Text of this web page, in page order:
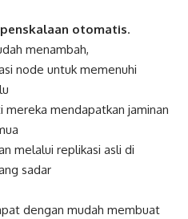
otomatis.
menambah,
node untuk memenuhi
mendapatkan jaminan
melalui replikasi asli di
sadar
dengan mudah membuat